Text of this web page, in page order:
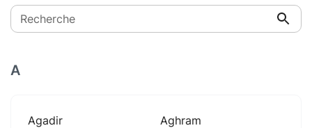
Recherche
A
Agadir
Aghram